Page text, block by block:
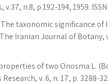
n.8, p.192-194, 1959.
The taxonomic significance
Iranian Journal of Botany,
of two Onosma L.
v. 6, n. 17, p. 3288-